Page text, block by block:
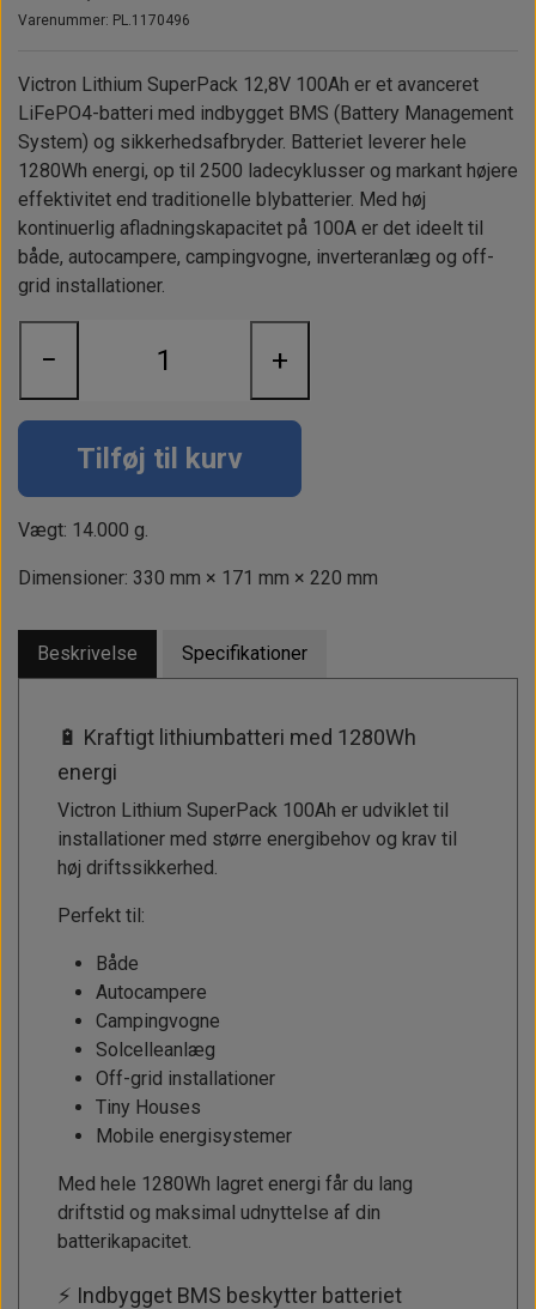
Paneler & Kontakter
Sikringer
Værktøj
Tilbehør
Gori propeller
instrumenter
Additive
Børster & Svampe m.m.
El-artikler
Tøj
Diverse
Tovværk & fortøjning
Strøm
Gavekort
Udlejning af bådudstyr
Hvem er vi
Fordele hos Shop12volt
Forhandler login
Varenummer: PL.1170496
Victron Lithium SuperPack 12,8V 100Ah er et avanceret
LiFePO4-batteri med indbygget BMS (Battery Management
System) og sikkerhedsafbryder. Batteriet leverer hele
1280Wh energi, op til 2500 ladecyklusser og markant højere
effektivitet end traditionelle blybatterier. Med høj
kontinuerlig afladningskapacitet på 100A er det ideelt til
både, autocampere, campingvogne, inverteranlæg og off-
grid installationer.
− +
Tilføj til kurv
Vægt: 14.000 g.
Dimensioner: 330 mm × 171 mm × 220 mm
Beskrivelse Specifikationer
🔋 Kraftigt lithiumbatteri med 1280Wh
energi
Victron Lithium SuperPack 100Ah er udviklet til
installationer med større energibehov og krav til
høj driftssikkerhed.
Perfekt til:
Både
Autocampere
Campingvogne
Solcelleanlæg
Off-grid installationer
Tiny Houses
Mobile energisystemer
Med hele 1280Wh lagret energi får du lang
driftstid og maksimal udnyttelse af din
batterikapacitet.
⚡ Indbygget BMS beskytter batteriet